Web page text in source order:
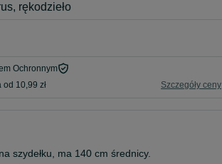
rękodzieło
Ochronnym
od 10,99 zł Szczegóły ceny
szydełku, ma 140 cm średnicy.